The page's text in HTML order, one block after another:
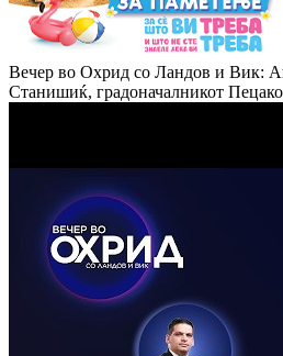
Вечер во Охрид со Ландов и Вик:
Станишиќ, градоначалникот